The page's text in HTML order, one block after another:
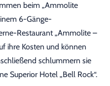
beim „Ammolite
6-Gänge-
Restaurant „Ammolite –
ihre Kosten und können
schlummern sie
Superior Hotel „Bell Rock“.